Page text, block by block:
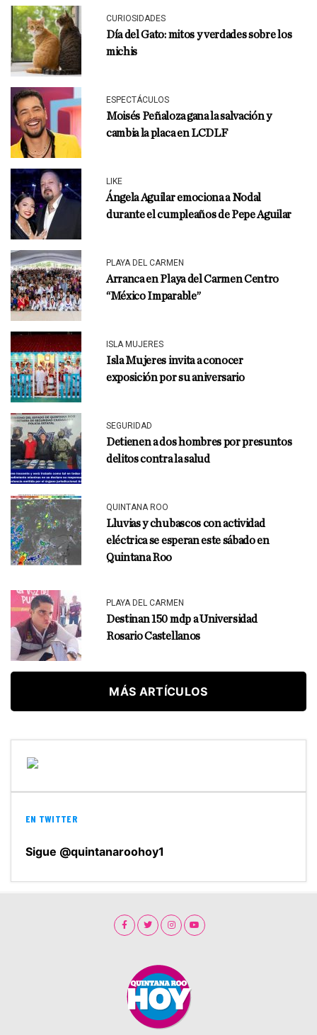
CURIOSIDADES
Día del Gato: mitos y verdades sobre los
michis
ESPECTÁCULOS
Moisés Peñaloza gana la salvación y
cambia la placa en LCDLF
LIKE
Ángela Aguilar emociona a Nodal
durante el cumpleaños de Pepe Aguilar
PLAYA DEL CARMEN
Arranca en Playa del Carmen Centro
“México Imparable”
ISLA MUJERES
Isla Mujeres invita a conocer
exposición por su aniversario
SEGURIDAD
Detienen a dos hombres por presuntos
delitos contra la salud
QUINTANA ROO
Lluvias y chubascos con actividad
eléctrica se esperan este sábado en
Quintana Roo
PLAYA DEL CARMEN
Destinan 150 mdp a Universidad
Rosario Castellanos
MÁS ARTÍCULOS
EN TWITTER
Sigue @quintanaroohoy1